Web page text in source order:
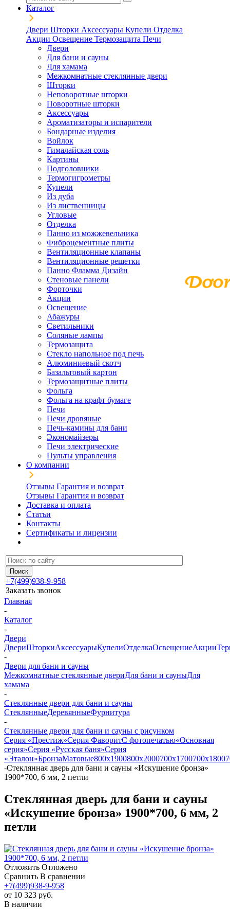
Каталог
Двери Шторки Аксессуары Купели Отделка
Акции Освещение Термозащита Печи
Двери
Для бани и сауны
Для хамама
Межкомнатные стеклянные двери
Шторки
Неповоротные шторки
Поворотные шторки
Аксессуары
Ароматизаторы и испарители
Бондарные изделия
Войлок
Гималайская соль
Картины
Подголовники
Термогигрометры
Купели
Из дуба
Из лиственницы
Угловые
Отделка
Панно из можжевельника
Фиброцементные плиты
Вентиляционные клапаны
Вентиляционные решетки
Панно Фламма Дизайн
Стеновые панели
Форточки
Акции
Освещение
Абажуры
Светильники
Соляные лампы
Термозащита
Стекло напольное под печь
Алюминиевый скотч
Базальтовый картон
Термозащитные плиты
Фольга
Фольга на крафт бумаге
Печи
Печи дровяные
Печь-камины для бани
Экономайзеры
Печи электрические
Пульты управления
О компании
Отзывы Гарантия и возврат
Отзывы Гарантия и возврат
Доставка и оплата
Статьи
Контакты
Сертификаты и лицензии
+7(499)938-9-958
Заказать звонок
Главная
-
Каталог
-
Двери
ДвериШторкиАксессуарыКупелиОтделкаОсвещениеАкции
-
Двери для бани и сауны
Межкомнатные стеклянные двериДля бани и сауныДля
хамама
-
Стеклянные двери для бани и сауны
СтеклянныеДеревянныеФурнитура
-
Стеклянные двери для бани и сауны с рисунком
Серия «Престиж»Серия ФаворитС фотопечатью«Основная
серия»Серия «Русская баня»Серия
«Эталон»БронзаМатовые800х1900800х2000700х1700700х1800
-Стеклянная дверь для бани и сауны «Искушение бронза»
1900*700, 6 мм, 2 петли
Стеклянная дверь для бани и сауны
«Искушение бронза» 1900*700, 6 мм, 2
петли
Отложить Отложено
Сравнить В сравнении
+7(499)938-9-958
от 10 323 руб.
В наличии